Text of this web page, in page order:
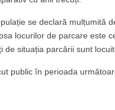
se declară mulțumită
locurilor de parcare este
de situația parcării sunt
public în perioada